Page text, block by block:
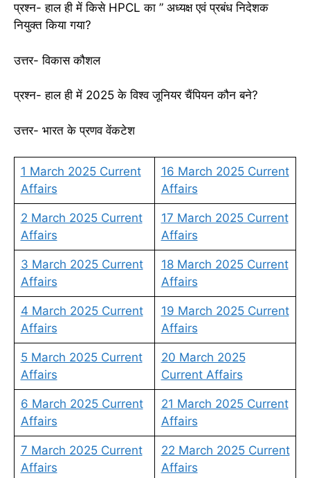
प्रश्न- हाल ही में किसे HPCL का ” अध्यक्ष एवं प्रबंध निदेशक
नियुक्त किया गया?
उत्तर- विकास कौशल
प्रश्न- हाल ही में 2025 के विश्व जूनियर चैंपियन कौन बने?
उत्तर- भारत के प्रणव वेंकटेश
1 March 2025 Current
Affairs
16 March 2025 Current
Affairs
2 March 2025 Current
Affairs
17 March 2025 Current
Affairs
3 March 2025 Current
Affairs
18 March 2025 Current
Affairs
4 March 2025 Current
Affairs
19 March 2025 Current
Affairs
5 March 2025 Current
Affairs
20 March 2025
Current Affairs
6 March 2025 Current
Affairs
21 March 2025 Current
Affairs
7 March 2025 Current
Affairs
22 March 2025 Current
Affairs